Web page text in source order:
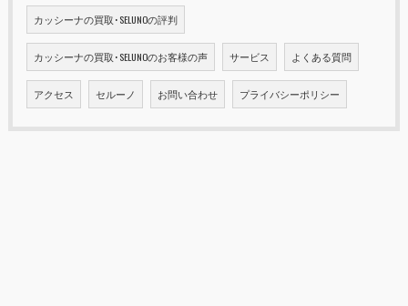
カッシーナの買取･SELUNOの評判
カッシーナの買取･SELUNOのお客様の声 サービス よくある質問
アクセス セルーノ お問い合わせ プライバシーポリシー